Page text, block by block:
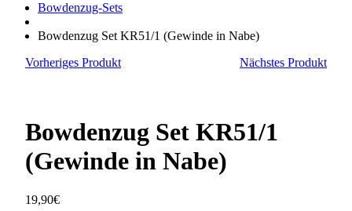
Bowdenzug-Sets
Bowdenzug Set KR51/1 (Gewinde in Nabe)
Vorheriges Produkt
Nächstes Produkt
Bowdenzug Set KR51/1
(Gewinde in Nabe)
19,90€